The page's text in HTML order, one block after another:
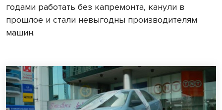
годами работать без капремонта, канули в
прошлое и стали невыгодны производителям
машин.